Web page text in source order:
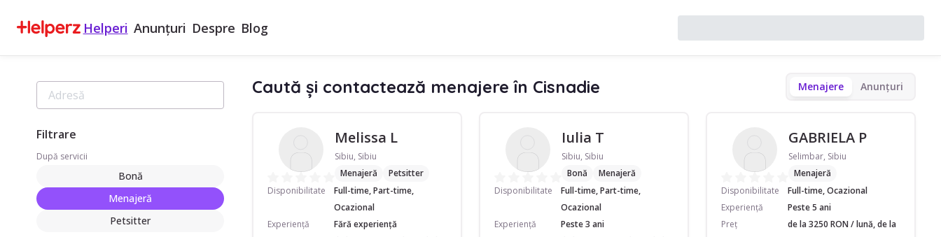
Helperi Anunțuri Despre Blog
Filtrare
După servicii
Bonă
Menajeră
Petsitter
Caută și contactează menajere în Cisnadie Menajere Anunțuri
Melissa L
Sibiu, Sibiu
Menajeră
Petsitter
Disponibilitate
Full-time, Part-time,
Ocazional
Experiență
Fără experiență
Iulia T
Sibiu, Sibiu
Bonă
Menajeră
Disponibilitate
Full-time, Part-time,
Ocazional
Experiență
Peste 3 ani
GABRIELA P
Selimbar, Sibiu
Menajeră
Disponibilitate
Full-time, Ocazional
Experiență
Peste 5 ani
Preț
de la 3250 RON / lună, de la